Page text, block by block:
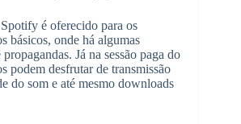
é oferecido para os
básicos, onde há algumas
Já na sessão paga do
podem desfrutar de transmissão
do som e até mesmo downloads